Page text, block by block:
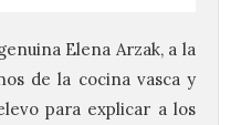
Elena Arzak, a la
de la cocina vasca y
para explicar a los